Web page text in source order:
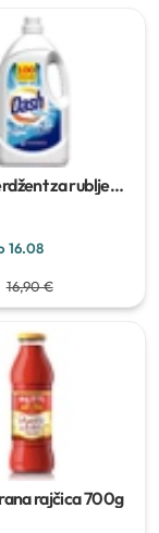
za rublje
16.08
16,90 €
rajčica700g